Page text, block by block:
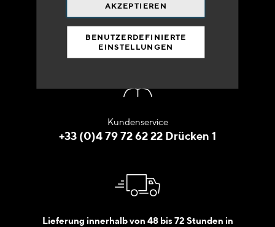
AKZEPTIEREN
BENUTZERDEFINIERTE
EINSTELLUNGEN
BESTELLEN SIE
IN ALLER RUHE
Kundenservice
+33 (0)4 79 72 62 22 Drücken 1
Lieferung innerhalb von 48 bis 72 Stunden in